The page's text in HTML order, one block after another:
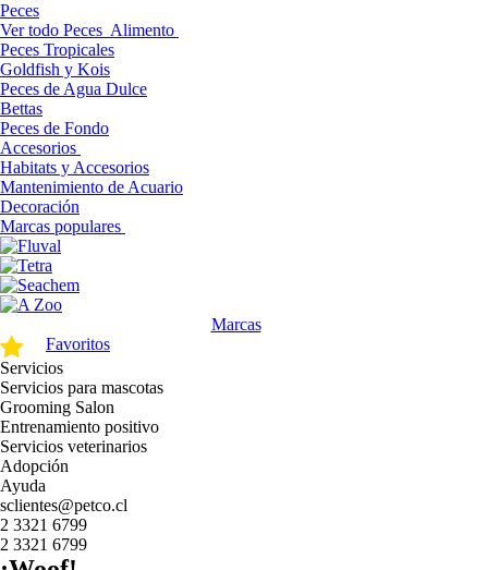
Peces
Ver todo Peces Alimento
Peces Tropicales
Goldfish y Kois
Peces de Agua Dulce
Bettas
Peces de Fondo
Accesorios
Habitats y Accesorios
Mantenimiento de Acuario
Decoración
Marcas populares
Marcas
Favoritos
Servicios
Servicios para mascotas
Grooming Salon
Entrenamiento positivo
Servicios veterinarios
Adopción
Ayuda
sclientes@petco.cl
2 3321 6799
2 3321 6799